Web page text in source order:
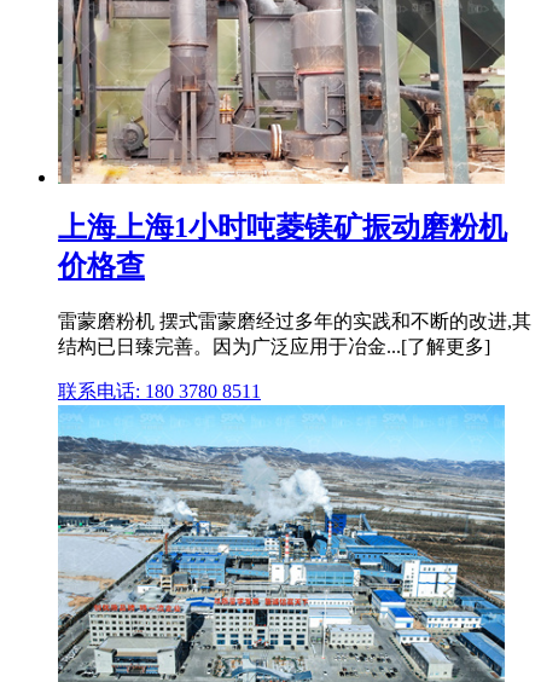
上海上海1小时吨菱镁矿振动磨粉机
价格查
雷蒙磨粉机 摆式雷蒙磨经过多年的实践和不断的改进,其
结构已日臻完善。因为广泛应用于冶金...[了解更多]
联系电话: 180 3780 8511